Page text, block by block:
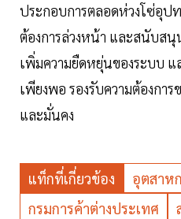
ประกอบการตลอดห่วงโซ่อุป
ต้องการล่วงหน้า และสนับส
เพิ่มความยืดหยุ่นของระบบ
เพียงพอ รองรับความต้องการ
และมั่นคง
แท็กที่เกี่ยวข้อง อุตสาห
กรมการค้าต่างประเทศ